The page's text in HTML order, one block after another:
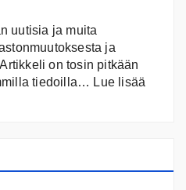
uutisia ja muita
ja
on tosin pitkään
tiedoilla… Lue lisää